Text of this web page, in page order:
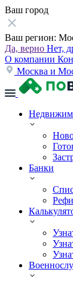
Ваш город
Ваш регион:
Да, верно Нет,
О компании
Москва и
Банки